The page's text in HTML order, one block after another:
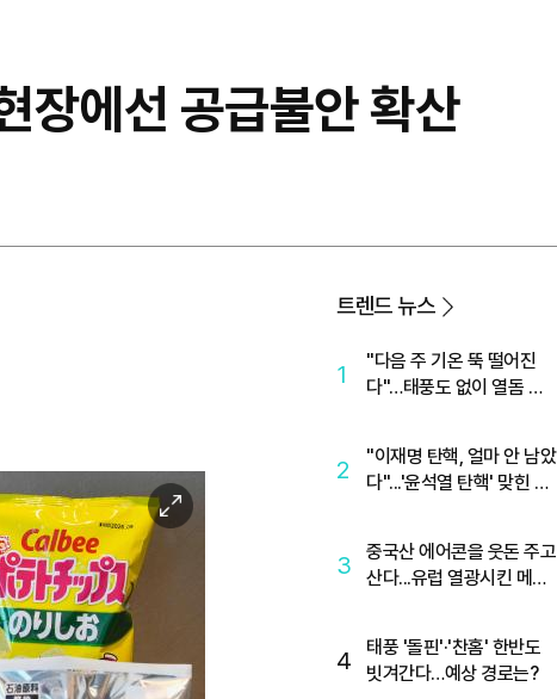
에선 공급불안 확산
이
미
트렌드 뉴스
1
"다음 주 기온 뚝 떨어진
다"…태풍도 없이 열돔 박
2
"이재명 탄핵, 얼마 안 남았
다"...'윤석열 탄핵' 맞힌 무
3
중국산 에어콘을 웃돈 주고
산다...유럽 열광시킨 메이
4
태풍 '돌핀'·'찬홈' 한반도
빗겨간다…예상 경로는?